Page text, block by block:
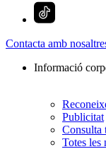
Contacta amb
Informació
Publicitat
Consulta
Totes les